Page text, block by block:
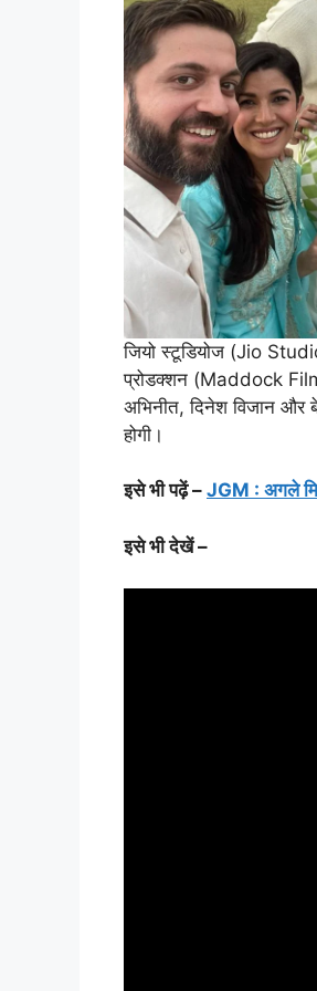
जियो स्टूडियोज (Jio
प्रोडक्शन (Maddock
अभिनीत, दिनेश विजान और
होगी।
इसे भी पढ़ें – JGM : अगले
इसे भी देखें –